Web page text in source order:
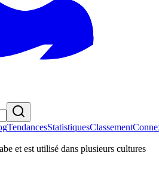
TendancesStatistiquesClassement
et est utilisé dans plusieurs cultures